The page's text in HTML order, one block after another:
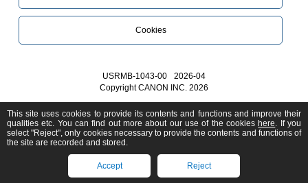
Cookies
USRMB-1043-00
2026-04
Copyright CANON INC. 2026
This site uses cookies to provide its contents and functions and improve their
qualities etc. You can find out more about our use of the cookies here. If you
select "Reject", only cookies necessary to provide the contents and functions of
the site are recorded and stored.
Accept Reject